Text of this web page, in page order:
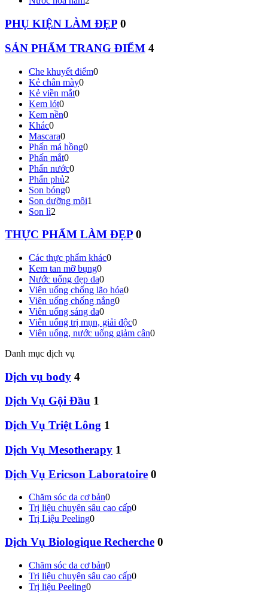
PHỤ KIỆN LÀM ĐẸP 0
SẢN PHẨM TRANG ĐIỂM 4
Che khuyết điểm0
Kẻ chân mày0
Kẻ viền mắt0
Kem lót0
Kem nền0
Khác0
Mascara0
Phấn má hồng0
Phấn mắt0
Phấn nước0
Phấn phủ2
Son bóng0
Son dưỡng môi1
Son lì2
THỰC PHẨM LÀM ĐẸP 0
Các thực phẩm khác0
Kem tan mỡ bụng0
Nước uống đẹp da0
Viên uống chống lão hóa0
Viên uống chống nắng0
Viên uống sáng da0
Viên uống trị mụn, giải độc0
Viên uống, nước uống giảm cân0
Danh mục dịch vụ
Dịch vụ body 4
Dịch Vụ Gội Đầu 1
Dịch Vụ Triệt Lông 1
Dịch Vụ Mesotherapy 1
Dịch Vụ Ericson Laboratoire 0
Chăm sóc da cơ bản0
Trị liệu chuyên sâu cao cấp0
Trị Liệu Peeling0
Dịch Vụ Biologique Recherche 0
Chăm sóc da cơ bản0
Trị liệu chuyên sâu cao cấp0
Trị liệu Peeling0